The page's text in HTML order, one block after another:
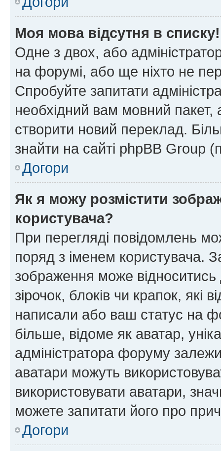
Моя мова відсутня в списку!
Одне з двох, або
на форумі, або ще ніхто не
Спробуйте запитати
необхідний вам мовний
створити новий переклад.
знайти на сайті phpBB Group
Догори
Як я можу розмістити
користувача?
При перегляді повідомлень
поряд з іменем користувача.
зображення може відноситись
зірочок, блоків чи крапок, які
написали або ваш статус на
більше, відоме як аватар,
адміністратора форуму
аватари можуть
використовувати аватари,
можете запитати його про
Догори